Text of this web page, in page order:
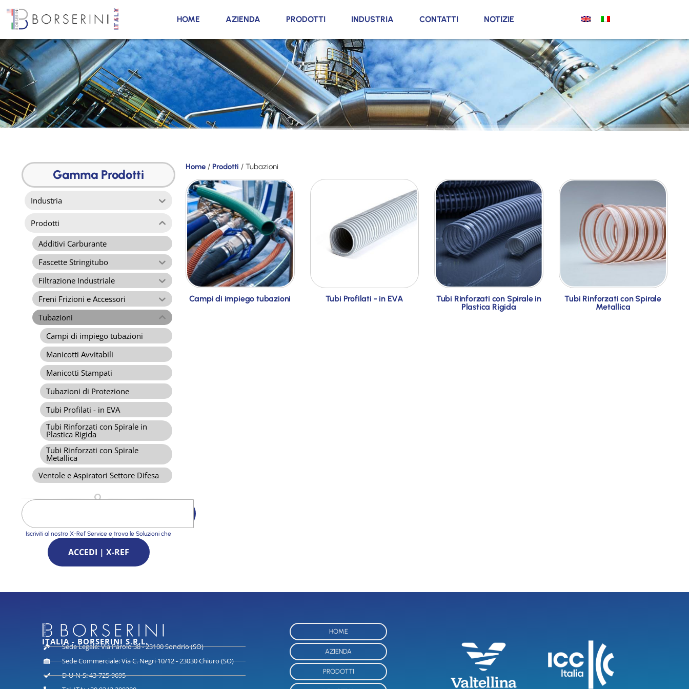
HOME AZIENDA PRODOTTI INDUSTRIA CONTATTI NOTIZIE
Gamma Gamma Prodotti
Industria
Prodotti
Additivi Carburante
Fascette Stringitubo
Filtrazione Industriale
Freni Frizioni e Accessori
Tubazioni
Campi di impiego tubazioni
Manicotti Avvitabili
Manicotti Stampati
Tubazioni di Protezione
Tubi Profilati - in EVA
Tubi Rinforzati con Spirale in
Plastica Rigida
Tubi Rinforzati con Spirale
Metallica
Ventole e Aspiratori Settore Difesa
Iscriviti al nostro X-Ref Service e trova le Soluzioni che
stai cercando
ACCEDI | X-REF
Home / Prodotti / Tubazioni
Campi di impiego tubazioni Tubi Profilati - in EVA
Tubi Rinforzati con Spirale in
Plastica Rigida
Tubi Rinforzati con Spirale
Metallica
ITALIA - BORSERINI S.R.L.
Sede Legale: Via Parolo 38 - 23100 Sondrio (SO)
Sede Commerciale: Via C. Negri 10/12 - 23030 Chiuro (SO)
D-U-N-S: 43-725-9695
HOME
AZIENDA
PRODOTTI